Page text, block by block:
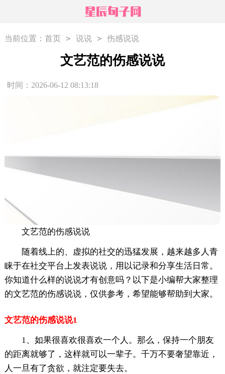
当前位置： 首页 > 说说 > 伤感说说
文艺范的伤感说说
时间：2026-06-12 08:13:18
文艺范的伤感说说
随着线上的、虚拟的社交的迅猛发展，越来越多人青
睐于在社交平台上发表说说，用以记录和分享生活日常。
你知道什么样的说说才有创意吗？以下是小编帮大家整理
的文艺范的伤感说说，仅供参考，希望能够帮助到大家。
文艺范的伤感说说1
1、如果很喜欢很喜欢一个人。那么，保持一个朋友
的距离就够了，这样就可以一辈子。千万不要奢望靠近，
人一旦有了贪欲，就注定要失去。